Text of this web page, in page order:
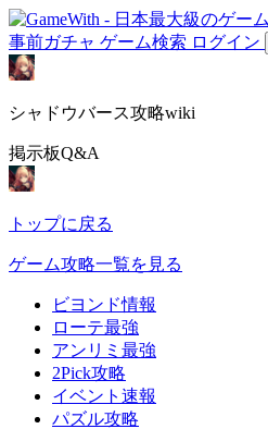
事前ガチャ ゲーム検索 ログイン
シャドウバース攻略wiki
掲示板Q&A
トップに戻る
ゲーム攻略一覧を見る
ビヨンド情報
ローテ最強
アンリミ最強
2Pick攻略
イベント速報
パズル攻略